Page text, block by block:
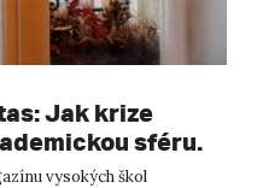
Jak krize
sféru.
vědy. AI v roli
vysokých škol